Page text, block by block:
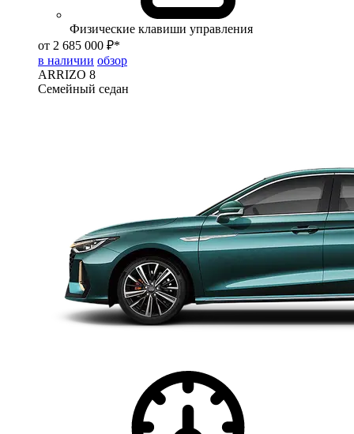
Физические клавиши управления
от 2 685 000 ₽*
в наличии обзор
ARRIZO 8
Семейный седан